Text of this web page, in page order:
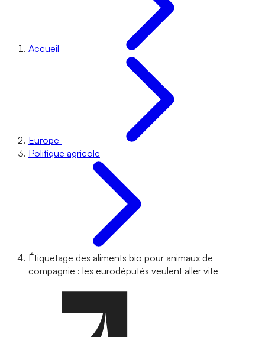
Accueil
Europe
Politique agricole
Étiquetage des aliments bio pour animaux de
compagnie : les eurodéputés veulent aller vite